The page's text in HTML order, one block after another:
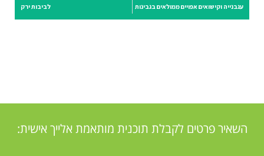
לביבות ירק עגבנייה וקישואים אפויים ממולאים בגבינות
השאיר פרטים לקבלת תוכנית מותאמת אלייך אישית: